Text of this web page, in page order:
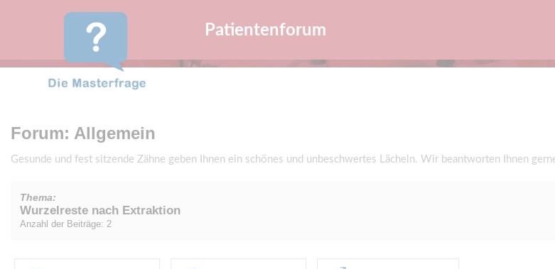
Patientenforum
Forum: Allgemein
Gesunde und fest sitzende Zähne geben Ihnen ein schönes und unbeschwertes Lächeln. Wir beantworten Ihnen
Thema:
Wurzelreste nach Extraktion
Anzahl der Beiträge: 2